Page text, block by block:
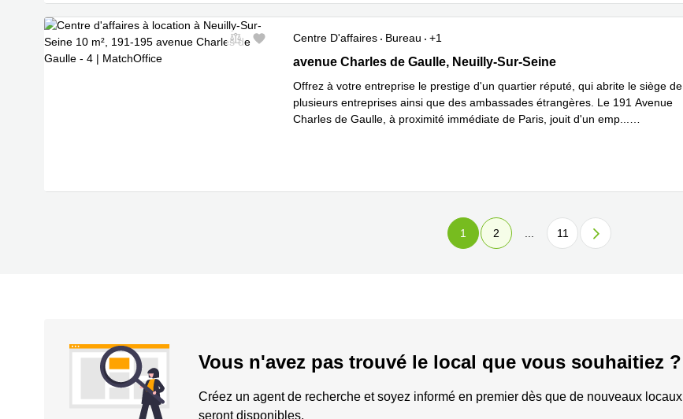
Centre D'affaires Bureau
+1
191-195 avenue Charles de Gaulle, Neuilly-Sur-Seine
avenue Charles de Gaulle, Neuilly-Sur-Seine
Offrez à votre entreprise le prestige d'un quartier réputé, qui abrite le siège de
plusieurs entreprises ainsi que des ambassades étrangères. Le 191 Avenue
Charles de Gaulle, à proximité immédiate de Paris, jouit d'un emp
1 2 11
Vous n'avez pas trouvé le local que vous souhaitiez ?
Créez un agent de recherche et soyez informé en premier dès que de nouveaux locaux
seront disponibles.